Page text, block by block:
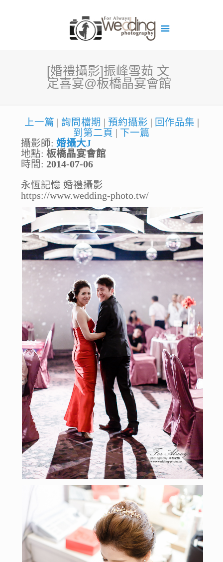
[婚禮攝影]振峰雪茹 文
定喜宴@板橋晶宴會館
上一篇 詢問檔期 預約攝影 回作品集
到第二頁
下一篇
攝影師: 婚攝大J
地點: 板橋晶宴會館
時間: 2014-07-06
永恆記憶 婚禮攝影
https://www.wedding-photo.tw/